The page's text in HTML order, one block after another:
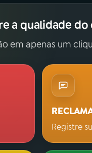
a qualidade
em apenas um
Registre